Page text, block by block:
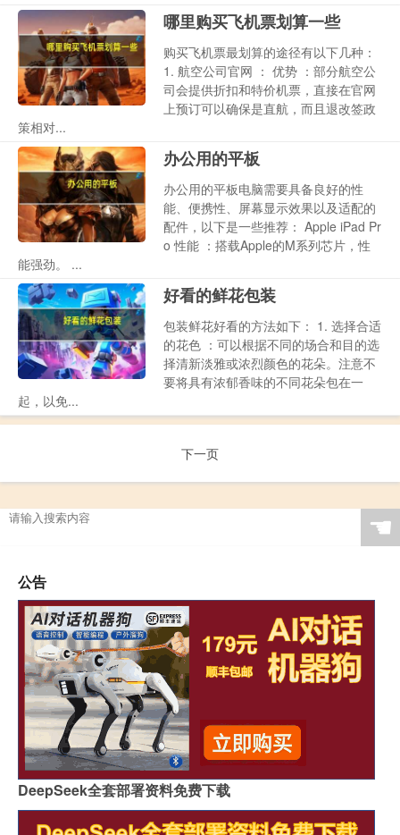
哪里购买飞机票划算一些
购买飞机票最划算的途径有以下几种：
1. 航空公司官网 ： 优势 ：部分航空公
司会提供折扣和特价机票，直接在官网
上预订可以确保是直航，而且退改签政
策相对...
办公用的平板
办公用的平板电脑需要具备良好的性
能、便携性、屏幕显示效果以及适配的
配件，以下是一些推荐： Apple iPad Pr
o 性能 ：搭载Apple的M系列芯片，性
能强劲。 ...
好看的鲜花包装
包装鲜花好看的方法如下： 1. 选择合适
的花色 ：可以根据不同的场合和目的选
择清新淡雅或浓烈颜色的花朵。注意不
要将具有浓郁香味的不同花朵包在一
起，以免...
下一页
☚
公告
DeepSeek全套部署资料免费下载